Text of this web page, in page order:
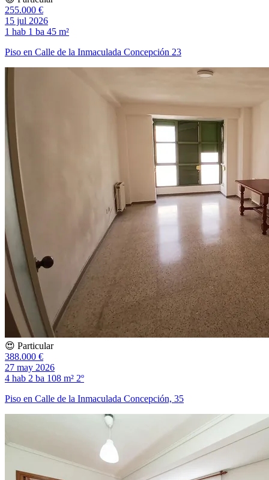
255.000 €
15 jul 2026
1 hab 1 ba 45 m²
Piso en Calle de la Inmaculada Concepción 23
😍 Particular
388.000 €
27 may 2026
4 hab 2 ba 108 m² 2º
Piso en Calle de la Inmaculada Concepción, 35